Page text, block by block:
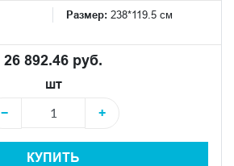
Размер: 238*119.5 см
26 892.46 руб.
шт
−
+
КУПИТЬ